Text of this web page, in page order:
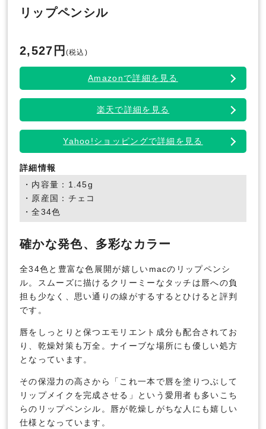
リップペンシル
2,527円 (税込)
Amazonで詳細を見る
楽天で詳細を見る
Yahoo!ショッピングで詳細を見る
詳細情報
・内容量：1.45g
・原産国：チェコ
・全34色
確かな発色、多彩なカラー
全34色と豊富な色展開が嬉しいmacのリップペンシ
ル。スムーズに描けるクリーミーなタッチは唇への負
担も少なく、思い通りの線がするするとひけると評判
です。
唇をしっとりと保つエモリエント成分も配合されてお
り、乾燥対策も万全。ナイーブな場所にも優しい処方
となっています。
その保湿力の高さから「これ一本で唇を塗りつぶして
リップメイクを完成させる」という愛用者も多いこち
らのリップペンシル。唇が乾燥しがちな人にも嬉しい
仕様となっています。